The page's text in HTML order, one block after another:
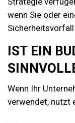
wenn Sie oder
IST EIN
Wenn Ihr
verwendet, nutzt